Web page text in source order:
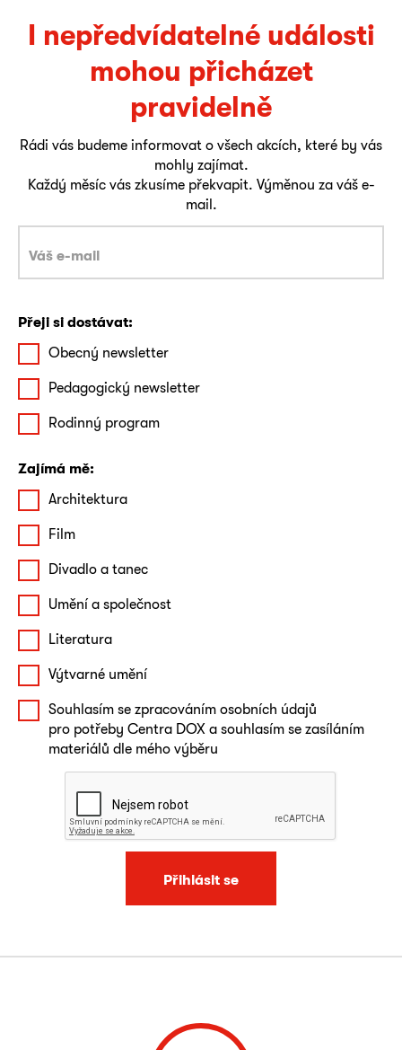
I nepředvídatelné události
mohou přicházet
pravidelně
Rádi vás budeme informovat o všech akcích, které by vás
mohly zajímat.
Každý měsíc vás zkusíme překvapit. Výměnou za váš e-
mail.
Přeji si dostávat:
Obecný newsletter
Pedagogický newsletter
Rodinný program
Zajímá mě:
Architektura
Film
Divadlo a tanec
Umění a společnost
Literatura
Výtvarné umění
Souhlasím se zpracováním osobních údajů
pro potřeby Centra DOX a souhlasím se zasíláním
materiálů dle mého výběru
Přihlásit se